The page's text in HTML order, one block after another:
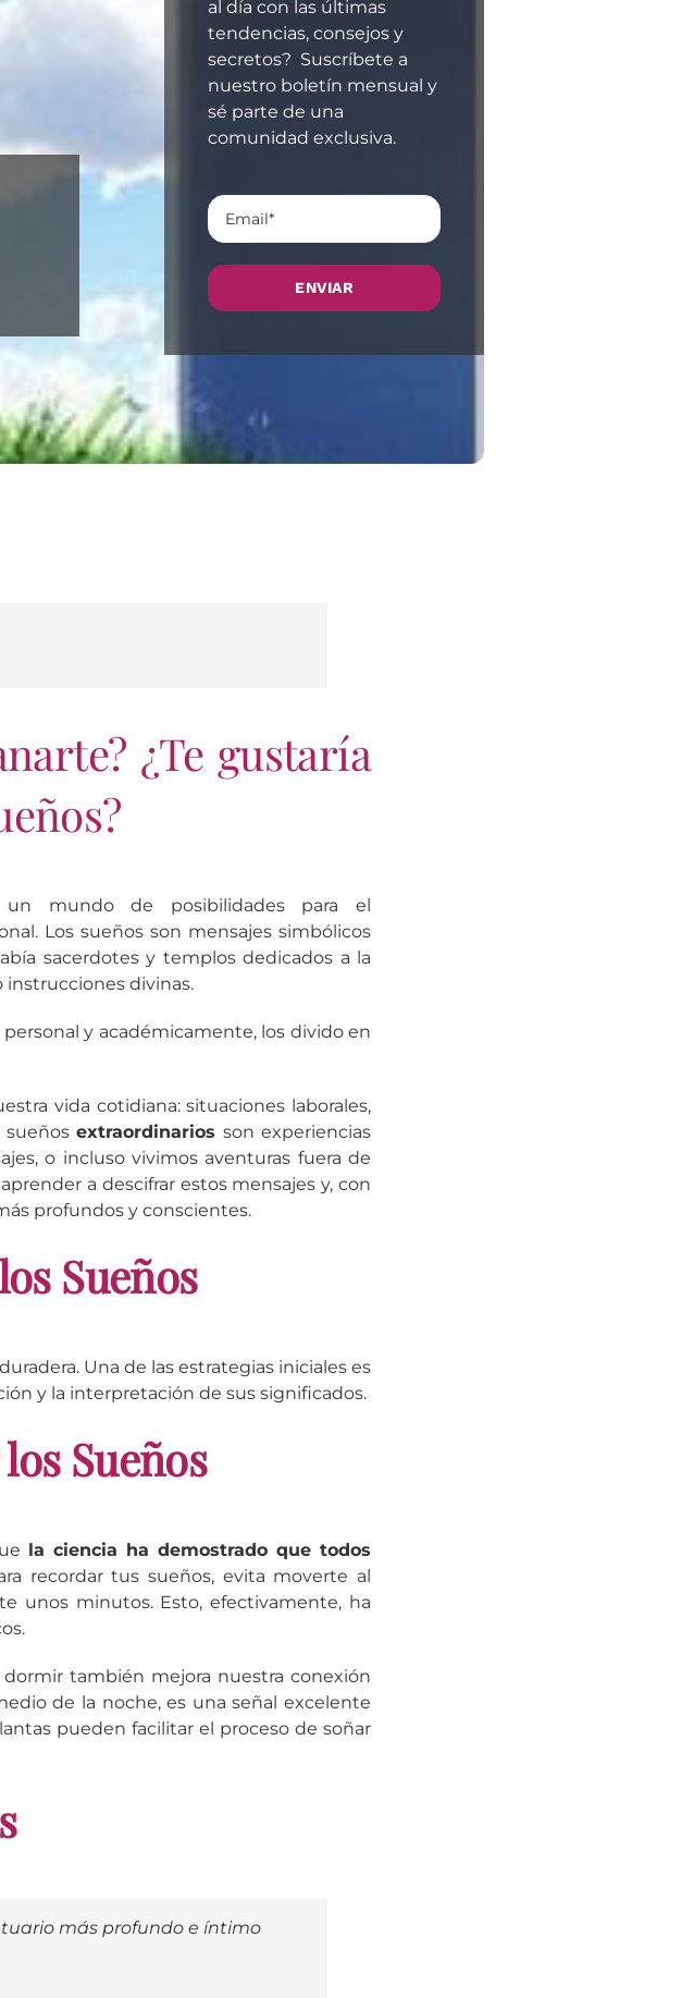
al día con las últimas
tendencias, consejos y
secretos? Suscríbete a
nuestro boletín mensual y
sé parte de una
comunidad exclusiva.
¿Te gustaría
mundo de posibilidades para el
Los sueños son mensajes simbólicos
sacerdotes y templos dedicados a la
instrucciones divinas.
y académicamente, los divido en
vida cotidiana: situaciones laborales,
sueñosextraordinarios son experiencias
o incluso vivimos aventuras fuera de
a descifrar estos mensajes y, con
profundos y conscientes.
Sueños
Una de las estrategias iniciales es
y la interpretación de sus significados.
Sueños
la ciencia ha demostrado que todos
recordar tus sueños, evita moverte al
unos minutos. Esto, efectivamente, ha
dormir también mejora nuestra conexión
de la noche, es una señal excelente
pueden facilitar el proceso de soñar
más profundo e íntimo